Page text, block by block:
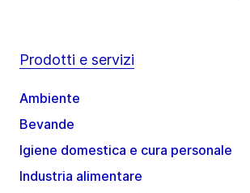
Prodotti e servizi
Ambiente
Bevande
Igiene domestica e cura personale
Industria alimentare